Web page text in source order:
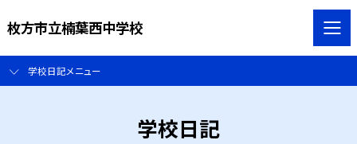
枚方市立楠葉西中学校
学校日記メニュー
学校日記